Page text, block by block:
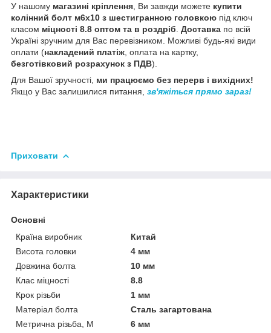
У нашому магазині кріплення, Ви завжди можете купити
колінний болт м6х10 з шестигранною головкою під ключ
класом міцності 8.8 оптом та в роздріб. Доставка по всій
Україні зручним для Вас перевізником. Можливі будь-які види
оплати (накладений платіж, оплата на картку,
безготівковий розрахунок з ПДВ).
Для Вашої зручності, ми працюємо без перерв і вихідних!
Якщо у Вас залишилися питання, зв'яжіться прямо зараз!
Приховати
Характеристики
Основні
Країна виробник
Китай
Висота головки
4 мм
Довжина болта
10 мм
Клас міцності
8.8
Крок різьби
1 мм
Матеріал болта
Сталь загартована
Метрична різьба, М
6 мм